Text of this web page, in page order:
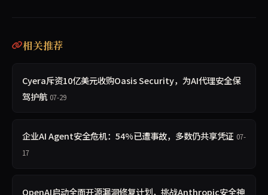
相关推荐
Cyera斥资10亿美元收购Oasis Security，为AI代理安全保
驾护航 07-29
企业AI Agent安全危机：54%已遭事故，多数仍共享凭证 07-
17
OpenAI启动全面开源漏洞修复计划，挑战Anthropic安全神